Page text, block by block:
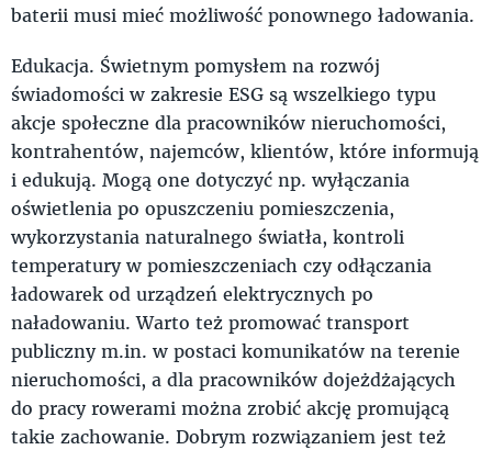
baterii musi mieć możliwość ponownego ładowania.
Edukacja. Świetnym pomysłem na rozwój
świadomości w zakresie ESG są wszelkiego typu
akcje społeczne dla pracowników nieruchomości,
kontrahentów, najemców, klientów, które informują
i edukują. Mogą one dotyczyć np. wyłączania
oświetlenia po opuszczeniu pomieszczenia,
wykorzystania naturalnego światła, kontroli
temperatury w pomieszczeniach czy odłączania
ładowarek od urządzeń elektrycznych po
naładowaniu. Warto też promować transport
publiczny m.in. w postaci komunikatów na terenie
nieruchomości, a dla pracowników dojeżdżających
do pracy rowerami można zrobić akcję promującą
takie zachowanie. Dobrym rozwiązaniem jest też